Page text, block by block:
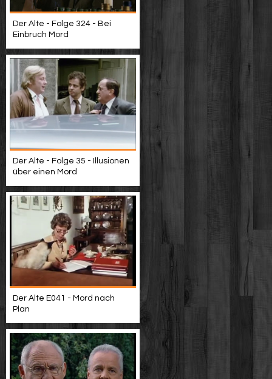
Der Alte - Folge 324 - Bei
Einbruch Mord
Der Alte - Folge 35 - Illusionen
über einen Mord
Der Alte E041 - Mord nach
Plan